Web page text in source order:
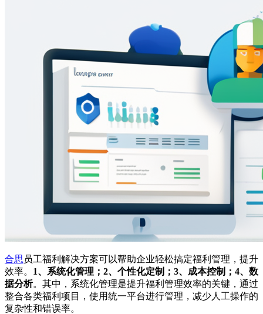
合思 员工福利解决方案可以帮助企业轻松搞定福利管理，提升
效率。 1、系统化管理；2、个性化定制；3、成本控制；4、数
据分析。其中，系统化管理是提升福利管理效率的关键，通过
整合各类福利项目，使用统一平台进行管理，减少人工操作的
复杂性和错误率。